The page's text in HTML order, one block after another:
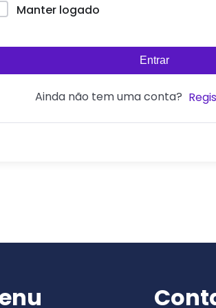
Manter logado
Entrar
Ainda não tem uma conta?